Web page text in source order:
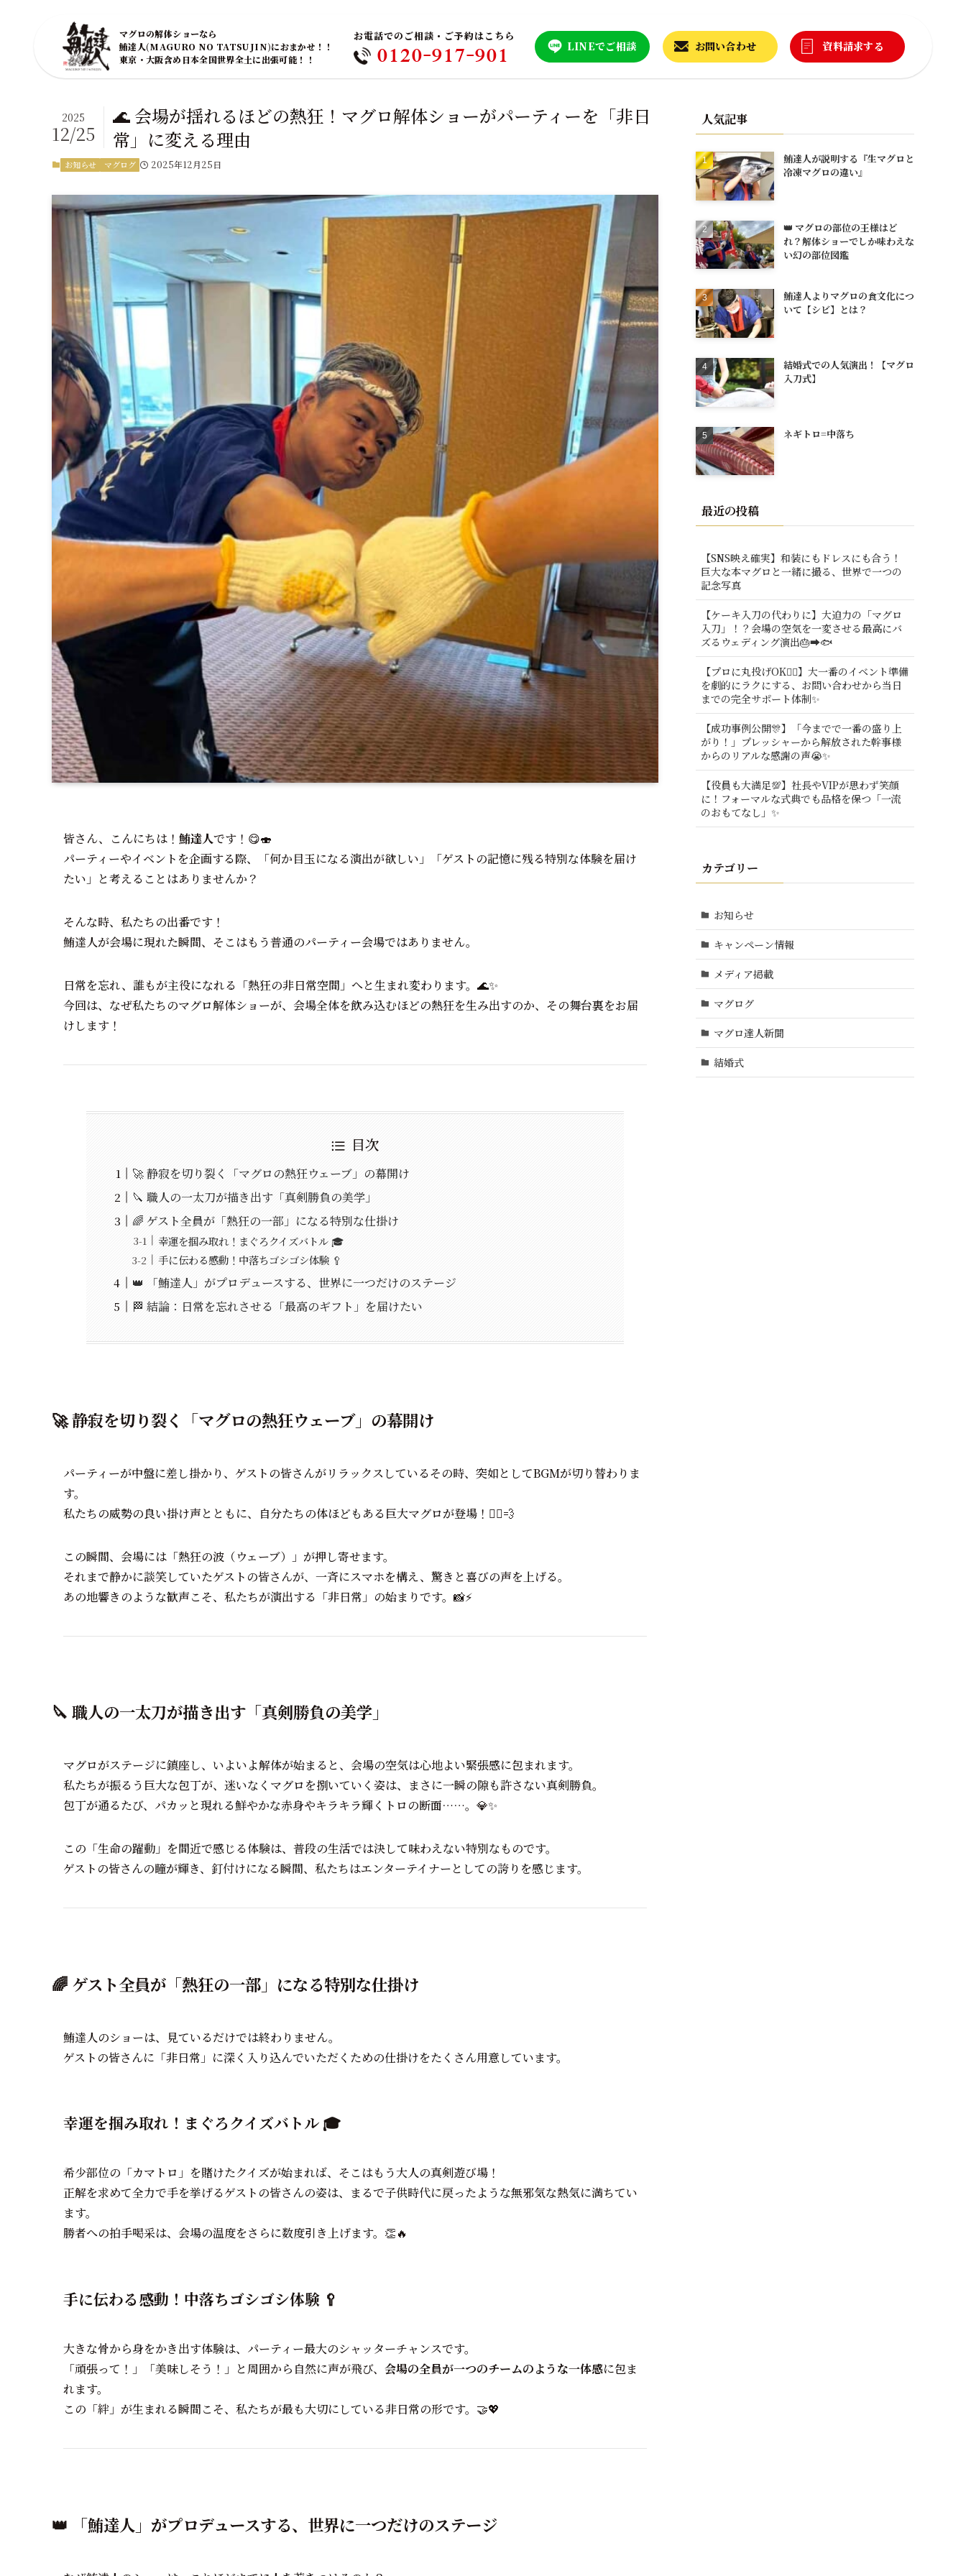
マグロの解体ショーなら
鮪達人(MAGURO NO TATSUJIN)におまかせ！！
東京・大阪含め日本全国世界全土に出張可能！！
お電話でのご相談・ご予約はこちら
0120-917-901 LINEでご相談 お問い合わせ 資料請求する
🌊 会場が揺れるほどの熱狂！マグロ解体ショーがパーティーを「非日
常」に変える理由
2025
12/25
お知らせ マグログ 2025年12月25日
皆さん、こんにちは！ 鮪達人です！😋🍣
パーティーやイベントを企画する際、「何か目玉になる演出が欲しい」「ゲストの記憶に残る特別な体験を届け
たい」と考えることはありませんか？
そんな時、私たちの出番です！
鮪達人が会場に現れた瞬間、そこはもう普通のパーティー会場ではありません。
日常を忘れ、誰もが主役になれる「熱狂の非日常空間」へと生まれ変わります。🌊✨
今回は、なぜ私たちのマグロ解体ショーが、会場全体を飲み込むほどの熱狂を生み出すのか、その舞台裏をお届
けします！
目次
🚀 静寂を切り裂く「マグロの熱狂ウェーブ」の幕開け
🔪 職人の一太刀が描き出す「真剣勝負の美学」
🌈 ゲスト全員が「熱狂の一部」になる特別な仕掛け
幸運を掴み取れ！まぐろクイズバトル 🎓
手に伝わる感動！中落ちゴシゴシ体験 🥄
👑 「鮪達人」がプロデュースする、世界に一つだけのステージ
🏁 結論：日常を忘れさせる「最高のギフト」を届けたい
🚀 静寂を切り裂く「マグロの熱狂ウェーブ」の幕開け
パーティーが中盤に差し掛かり、ゲストの皆さんがリラックスしているその時、突如としてBGMが切り替わりま
す。
私たちの威勢の良い掛け声とともに、自分たちの体ほどもある巨大マグロが登場！🏃‍♂️💨
この瞬間、会場には「熱狂の波（ウェーブ）」が押し寄せます。
それまで静かに談笑していたゲストの皆さんが、一斉にスマホを構え、驚きと喜びの声を上げる。
あの地響きのような歓声こそ、私たちが演出する「非日常」の始まりです。📸⚡️
🔪 職人の一太刀が描き出す「真剣勝負の美学」
マグロがステージに鎮座し、いよいよ解体が始まると、会場の空気は心地よい緊張感に包まれます。
私たちが振るう巨大な包丁が、迷いなくマグロを捌いていく姿は、まさに一瞬の隙も許さない真剣勝負。
包丁が通るたび、パカッと現れる鮮やかな赤身やキラキラ輝くトロの断面……。💎✨
この「生命の躍動」を間近で感じる体験は、普段の生活では決して味わえない特別なものです。
ゲストの皆さんの瞳が輝き、釘付けになる瞬間、私たちはエンターテイナーとしての誇りを感じます。
🌈 ゲスト全員が「熱狂の一部」になる特別な仕掛け
鮪達人のショーは、見ているだけでは終わりません。
ゲストの皆さんに「非日常」に深く入り込んでいただくための仕掛けをたくさん用意しています。
幸運を掴み取れ！まぐろクイズバトル 🎓
希少部位の「カマトロ」を賭けたクイズが始まれば、そこはもう大人の真剣遊び場！
正解を求めて全力で手を挙げるゲストの皆さんの姿は、まるで子供時代に戻ったような無邪気な熱気に満ちてい
ます。
勝者への拍手喝采は、会場の温度をさらに数度引き上げます。👏🔥
手に伝わる感動！中落ちゴシゴシ体験 🥄
大きな骨から身をかき出す体験は、パーティー最大のシャッターチャンスです。
「頑張って！」「美味しそう！」と周囲から自然に声が飛び、 会場の全員が一つのチームのような一体感に包ま
れます。
この「絆」が生まれる瞬間こそ、私たちが最も大切にしている非日常の形です。🤝💖
👑 「鮪達人」がプロデュースする、世界に一つだけのステージ
人気記事
鮪達人が説明する『生マグロと
冷凍マグロの違い』
👑 マグロの部位の王様はど
れ？解体ショーでしか味わえな
い幻の部位図鑑
鮪達人よりマグロの食文化につ
いて【シビ】とは？
結婚式での人気演出！【マグロ
入刀式】
ネギトロ=中落ち
最近の投稿
【SNS映え確実】和装にもドレスにも合う！
巨大な本マグロと一緒に撮る、世界で一つの
記念写真
【ケーキ入刀の代わりに】大迫力の「マグロ
入刀」！？会場の空気を一変させる最高にバ
ズるウェディング演出🎂➡️🐟
【プロに丸投げOK🙆‍♂️】大一番のイベント準備
を劇的にラクにする、お問い合わせから当日
までの完全サポート体制✨
【成功事例公開🎊】「今までで一番の盛り上
がり！」プレッシャーから解放された幹事様
からのリアルな感謝の声😭✨
【役員も大満足💯】社長やVIPが思わず笑顔
に！フォーマルな式典でも品格を保つ「一流
のおもてなし」✨
カテゴリー
お知らせ
キャンペーン情報
メディア掲載
マグログ
マグロ達人新聞
結婚式